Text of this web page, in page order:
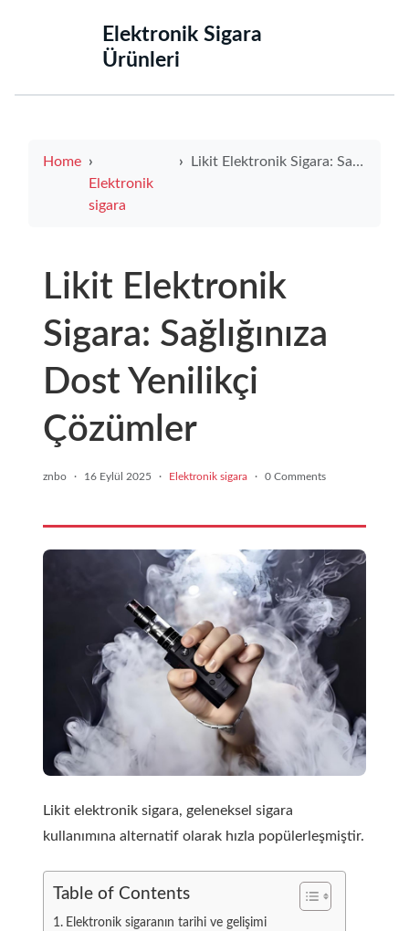
‌Elektronik Sigara
Ürünleri‌
Home
Elektronik
sigara
Likit Elektronik Sigara: Sağlığınıza Dost Yenilikçi Çözümler
Likit Elektronik
Sigara: Sağlığınıza
Dost Yenilikçi
Çözümler
znbo · 16 Eylül 2025 · Elektronik sigara · 0 Comments
Likit elektronik sigara, geleneksel sigara
kullanımına alternatif olarak hızla popülerleşmiştir.
Table of Contents
Elektronik sigaranın tarihi ve gelişimi